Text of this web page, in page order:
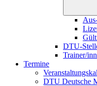
DTU-
Trainer/
Termine
DTU Deutsche